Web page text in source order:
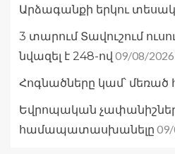
Արձագանքի երկու տեսակ
3 տարում Տավուշում
նվազել է 248-ով 09/08/2026
Հոգնածները կամ՝ մեռած
Եվրոպական
համապատասխանելը